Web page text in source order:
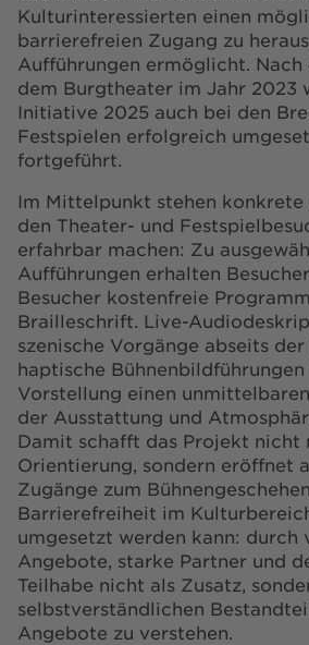
Kulturinteressierten einen
barrierefreien Zugang zu
Aufführungen ermöglicht.
dem Burgtheater im Jahr 2023
Initiative 2025 auch bei den
Festspielen erfolgreich
fortgeführt.
Im Mittelpunkt stehen konkrete
den Theater- und
erfahrbar machen: Zu
Aufführungen erhalten
Besucher kostenfreie
Brailleschrift. Live-
szenische Vorgänge abseits
haptische
Vorstellung einen
der Ausstattung und
Damit schafft das Projekt nicht
Orientierung, sondern eröffnet
Zugänge zum
Barrierefreiheit im
umgesetzt werden kann: durch
Angebote, starke Partner und
Teilhabe nicht als Zusatz,
selbstverständlichen
Angebote zu verstehen.